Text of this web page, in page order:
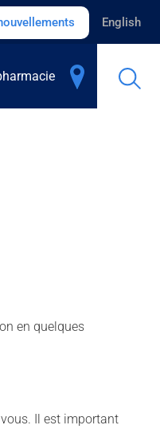
English
en quelques
Il est important